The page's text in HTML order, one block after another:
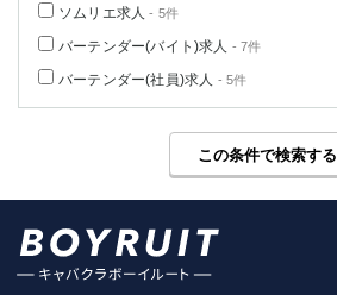
ソムリエ求人 - 5件
バーテンダー(バイト)求人 - 7件
バーテンダー(社員)求人 - 5件
この条件で検索する